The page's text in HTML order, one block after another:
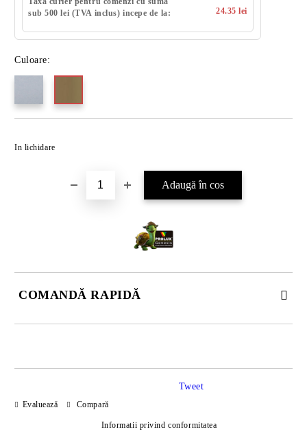
sub 500 lei (TVA inclus) incepe de la:
24.35 lei
Culoare:
In lichidare
COMANDĂ RAPIDĂ
Evaluează Compară
Informatii privind conformitatea
Tweet